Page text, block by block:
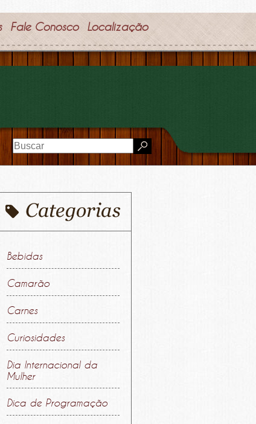
Fale Conosco Localização
Bebidas
Camarão
Carnes
Curiosidades
Dia Internacional da
Mulher
Dica de Programação